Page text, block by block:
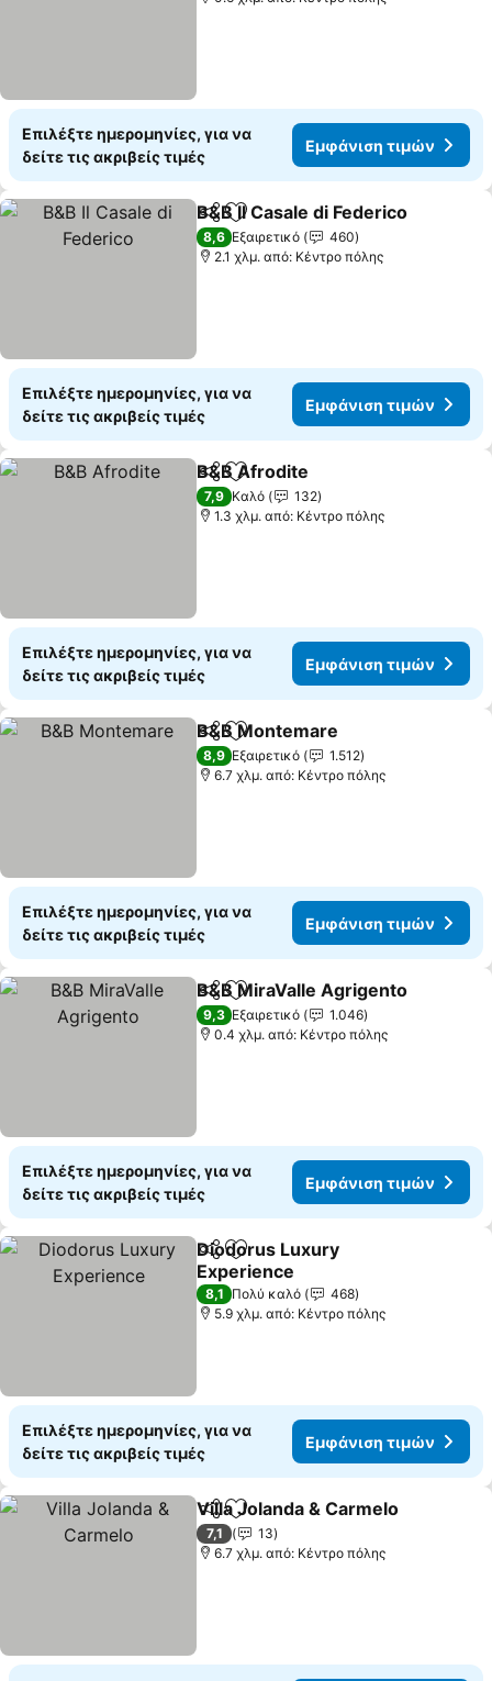
Επιλέξτε ημερομηνίες, για να
δείτε τις ακριβείς τιμές
Εμφάνιση τιμών
Κοινοποίηση
Προσθήκη στα αγαπημένα
B&B Il Casale di Federico
8,6 Εξαιρετικό
460
2.1 χλμ. από: Κέντρο πόλης
Επιλέξτε ημερομηνίες, για να
δείτε τις ακριβείς τιμές
Εμφάνιση τιμών
Κοινοποίηση
Προσθήκη στα αγαπημένα
B&B Afrodite
7,9 Καλό
132
1.3 χλμ. από: Κέντρο πόλης
Επιλέξτε ημερομηνίες, για να
δείτε τις ακριβείς τιμές
Εμφάνιση τιμών
Κοινοποίηση
Προσθήκη στα αγαπημένα
B&B Montemare
8,9 Εξαιρετικό
1.512
6.7 χλμ. από: Κέντρο πόλης
Επιλέξτε ημερομηνίες, για να
δείτε τις ακριβείς τιμές
Εμφάνιση τιμών
Κοινοποίηση
Προσθήκη στα αγαπημένα
B&B MiraValle Agrigento
9,3 Εξαιρετικό
1.046
0.4 χλμ. από: Κέντρο πόλης
Επιλέξτε ημερομηνίες, για να
δείτε τις ακριβείς τιμές
Εμφάνιση τιμών
Κοινοποίηση
Προσθήκη στα αγαπημένα
Diodorus Luxury
Experience
Εμφάνιση τιμών
8,1 Πολύ καλό
468
5.9 χλμ. από: Κέντρο πόλης
Επιλέξτε ημερομηνίες, για να
δείτε τις ακριβείς τιμές
Εμφάνιση τιμών
Κοινοποίηση
Προσθήκη στα αγαπημένα
Villa Jolanda & Carmelo
7,1
13
6.7 χλμ. από: Κέντρο πόλης